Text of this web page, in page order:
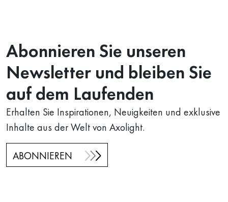
Abonnieren Sie unseren
Newsletter und bleiben Sie
auf dem Laufenden
Erhalten Sie Inspirationen, Neuigkeiten und exklusive
Inhalte aus der Welt von Axolight.
ABONNIEREN